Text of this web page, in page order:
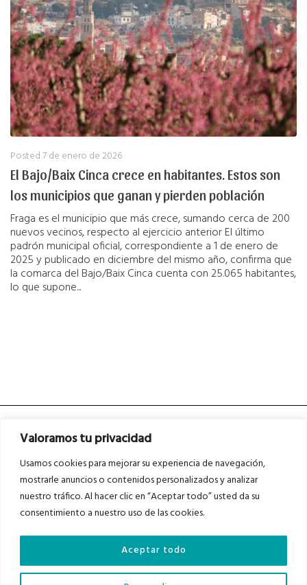
Valoramos tu privacidad
Usamos cookies para mejorar su experiencia de navegación,
mostrarle anuncios o contenidos personalizados y analizar
nuestro tráfico. Al hacer clic en “Aceptar todo” usted da su
consentimiento a nuestro uso de las cookies.
Aceptar todo
Posted7 de enero de 2026
El Bajo/Baix Cinca crece en habitantes. Estos son
los municipios que ganan y pierden población
Fraga es el municipio que más crece, sumando cerca de 200
nuevos vecinos, respecto al ejercicio anterior El último
padrón municipal oficial, correspondiente a 1 de enero de
2025 y publicado en diciembre del mismo año, confirma que
la comarca del Bajo/Baix Cinca cuenta con 25.065 habitantes,
lo que supone...
Asociados a
Auditados por